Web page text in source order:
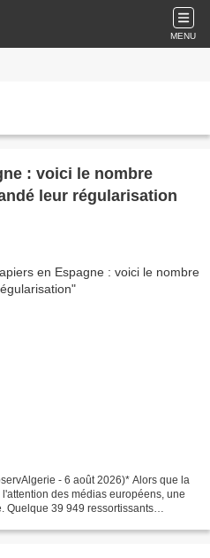
MENU
: voici le nombre
leur régularisation
- 6 août 2026)* Alors que la
des médias européens, une
Quelque 39 949 ressortissants